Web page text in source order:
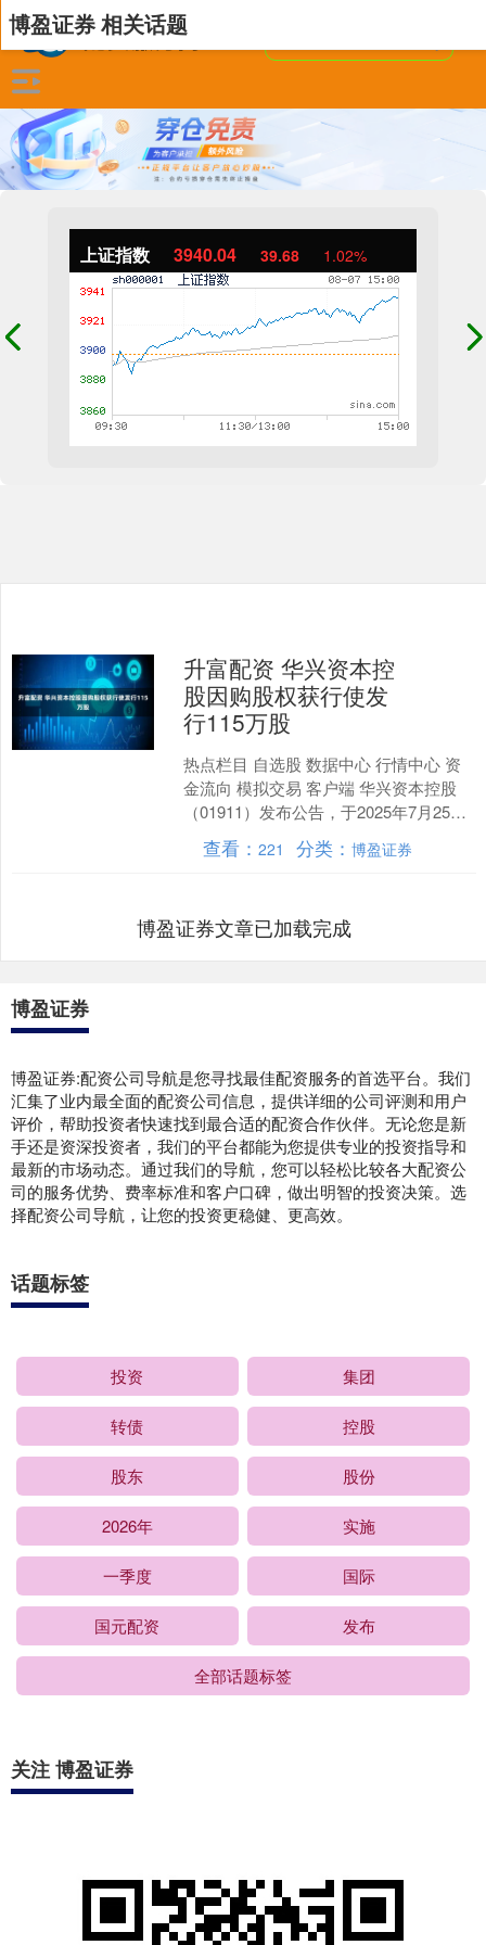
上证指数 3940.04 39.68 1.02%
博盈证券 相关话题
升富配资 华兴资本控
股因购股权获行使发
行115万股
热点栏目 自选股 数据中心 行情中心 资
金流向 模拟交易 客户端 华兴资本控股
（01911）发布公告，于2025年7月25日
因根据董事会于2012年8月24日批....
查看：221 分类：博盈证券
博盈证券文章已加载完成
博盈证券
博盈证券:配资公司导航是您寻找最佳配资服务的首选平台。我们
汇集了业内最全面的配资公司信息，提供详细的公司评测和用户
评价，帮助投资者快速找到最合适的配资合作伙伴。无论您是新
手还是资深投资者，我们的平台都能为您提供专业的投资指导和
最新的市场动态。通过我们的导航，您可以轻松比较各大配资公
司的服务优势、费率标准和客户口碑，做出明智的投资决策。选
择配资公司导航，让您的投资更稳健、更高效。
话题标签
投资 集团
转债 控股
股东 股份
2026年 实施
一季度 国际
国元配资 发布
全部话题标签
关注 博盈证券